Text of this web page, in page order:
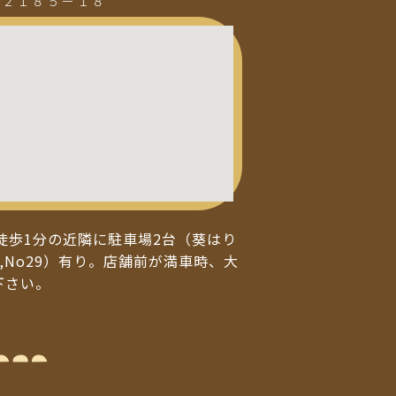
1分の近隣に駐車場2台（葵はり
）有り。店舗前が満車時、大
い。